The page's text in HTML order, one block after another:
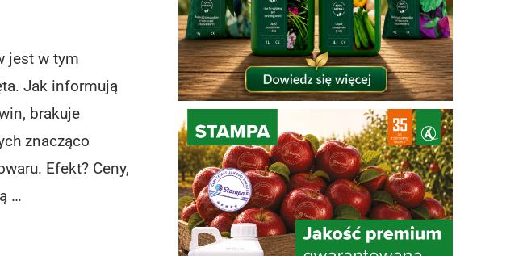
jest w tym
Jak informują
brakuje
znacząco
Efekt? Ceny,
…